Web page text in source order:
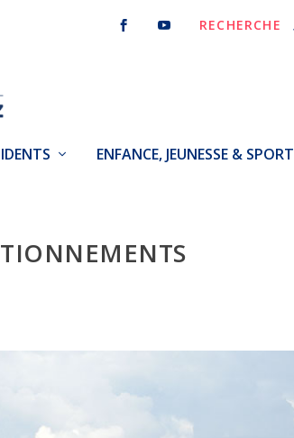
ENFANCE, JEUNESSE & SPORT